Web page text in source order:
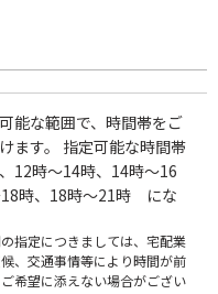
能な範囲で、時間帯をご
ます。 指定可能な時間帯
12時～14時、14時～16
時、18時～21時 にな
指定につきましては、宅配業
、交通事情等により時間が前
希望に添えない場合がござい